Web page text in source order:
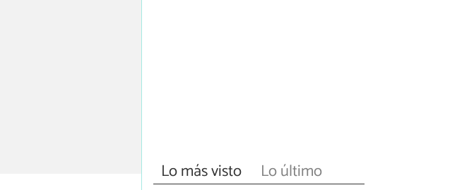
Lo más visto Lo último